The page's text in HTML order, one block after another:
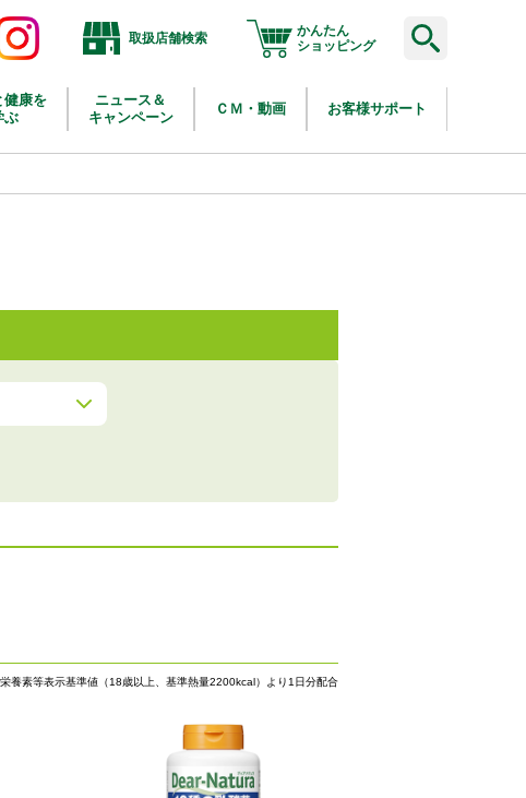
取扱店舗検索
かんたん
ショッピング
健康を
ぶ
ニュース＆
キャンペーン
ＣＭ・動画 お客様サポート
栄養素等表示基準値（18歳以上、基準熱量2200kcal）より1日分配合